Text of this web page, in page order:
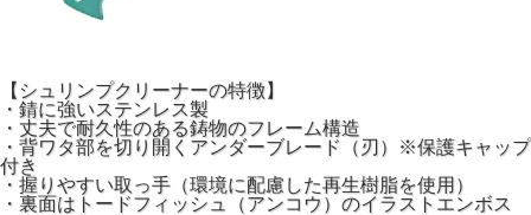
【シュリンプクリーナーの特徴】
・錆に強いステンレス製
・丈夫で耐久性のある鋳物のフレーム構造
・背ワタ部を切り開くアンダーブレード（刃）※保護キャップ
付き
・握りやすい取っ手（環境に配慮した再生樹脂を使用）
・裏面はトードフィッシュ（アンコウ）のイラストエンボス